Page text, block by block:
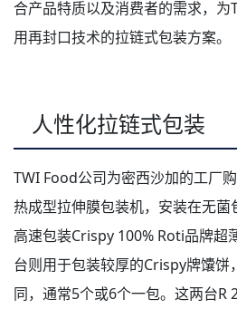
合产品特质以及消费者的需求，
用再封口技术的拉链式包装方案。
人性化拉链式包装
TWI Food公司为密西沙加的工厂
热成型拉伸膜包装机，安装在无
高速包装Crispy 100% Roti品牌超
台则用于包装较厚的Crispy牌馕饼
同，通常5个或6个一包。这两台R